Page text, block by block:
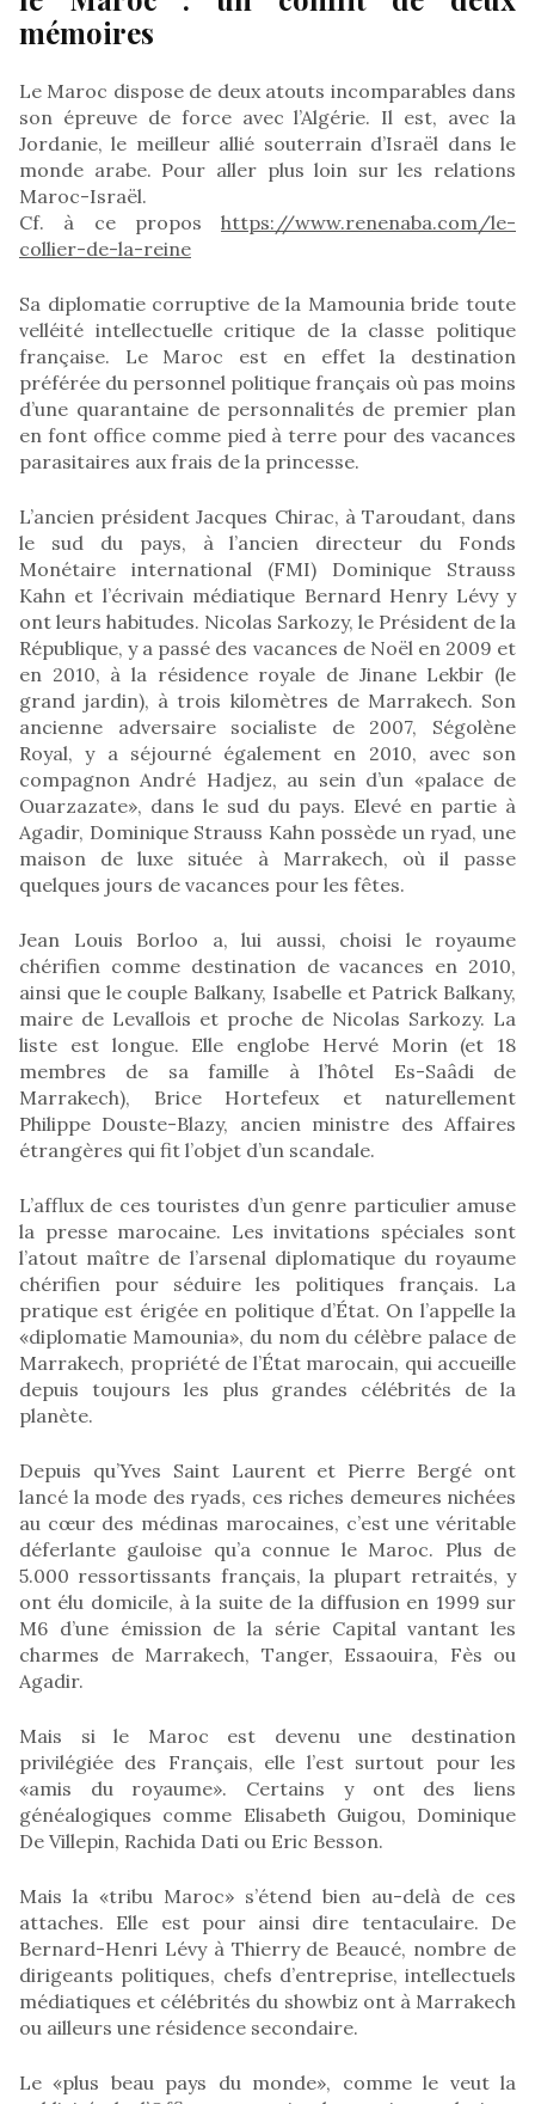
mémoires
Le Maroc dispose de deux atouts incomparables dans
son épreuve de force avec l’Algérie. Il est, avec la
Jordanie, le meilleur allié souterrain d’Israël dans le
monde arabe. Pour aller plus loin sur les relations
Maroc-Israël.
Cf. à ce propos https://www.renenaba.com/le-
collier-de-la-reine
Sa diplomatie corruptive de la Mamounia bride toute
velléité intellectuelle critique de la classe politique
française. Le Maroc est en effet la destination
préférée du personnel politique français où pas moins
d’une quarantaine de personnalités de premier plan
en font office comme pied à terre pour des vacances
parasitaires aux frais de la princesse.
L’ancien président Jacques Chirac, à Taroudant, dans
le sud du pays, à l’ancien directeur du Fonds
Monétaire international (FMI) Dominique Strauss
Kahn et l’écrivain médiatique Bernard Henry Lévy y
ont leurs habitudes. Nicolas Sarkozy, le Président de la
République, y a passé des vacances de Noël en 2009 et
en 2010, à la résidence royale de Jinane Lekbir (le
grand jardin), à trois kilomètres de Marrakech. Son
ancienne adversaire socialiste de 2007, Ségolène
Royal, y a séjourné également en 2010, avec son
compagnon André Hadjez, au sein d’un «palace de
Ouarzazate», dans le sud du pays. Elevé en partie à
Agadir, Dominique Strauss Kahn possède un ryad, une
maison de luxe située à Marrakech, où il passe
quelques jours de vacances pour les fêtes.
Jean Louis Borloo a, lui aussi, choisi le royaume
chérifien comme destination de vacances en 2010,
ainsi que le couple Balkany, Isabelle et Patrick Balkany,
maire de Levallois et proche de Nicolas Sarkozy. La
liste est longue. Elle englobe Hervé Morin (et 18
membres de sa famille à l’hôtel Es-Saâdi de
Marrakech), Brice Hortefeux et naturellement
Philippe Douste-Blazy, ancien ministre des Affaires
étrangères qui fit l’objet d’un scandale.
L’afflux de ces touristes d’un genre particulier amuse
la presse marocaine. Les invitations spéciales sont
l’atout maître de l’arsenal diplomatique du royaume
chérifien pour séduire les politiques français. La
pratique est érigée en politique d’État. On l’appelle la
«diplomatie Mamounia», du nom du célèbre palace de
Marrakech, propriété de l’État marocain, qui accueille
depuis toujours les plus grandes célébrités de la
planète.
Depuis qu’Yves Saint Laurent et Pierre Bergé ont
lancé la mode des ryads, ces riches demeures nichées
au cœur des médinas marocaines, c’est une véritable
déferlante gauloise qu’a connue le Maroc. Plus de
5.000 ressortissants français, la plupart retraités, y
ont élu domicile, à la suite de la diffusion en 1999 sur
M6 d’une émission de la série Capital vantant les
charmes de Marrakech, Tanger, Essaouira, Fès ou
Agadir.
Mais si le Maroc est devenu une destination
privilégiée des Français, elle l’est surtout pour les
«amis du royaume». Certains y ont des liens
généalogiques comme Elisabeth Guigou, Dominique
De Villepin, Rachida Dati ou Eric Besson.
Mais la «tribu Maroc» s’étend bien au-delà de ces
attaches. Elle est pour ainsi dire tentaculaire. De
Bernard-Henri Lévy à Thierry de Beaucé, nombre de
dirigeants politiques, chefs d’entreprise, intellectuels
médiatiques et célébrités du showbiz ont à Marrakech
ou ailleurs une résidence secondaire.
Le «plus beau pays du monde», comme le veut la